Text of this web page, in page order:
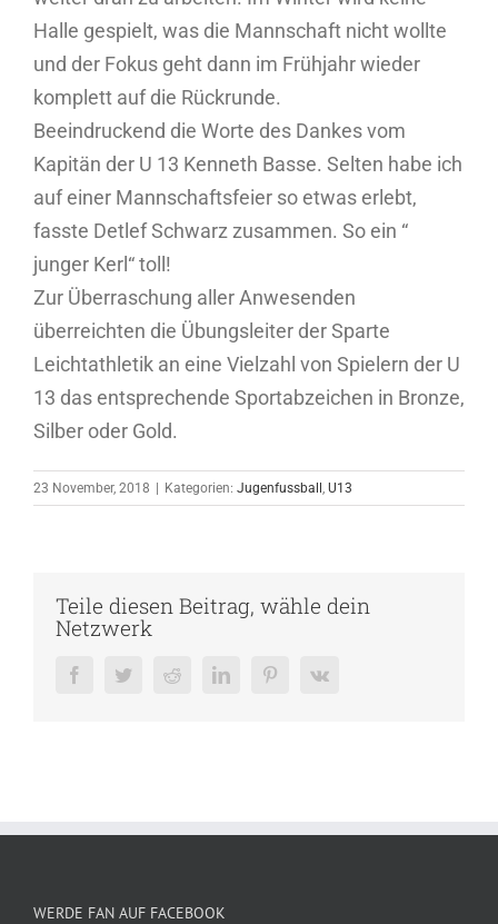
Halle gespielt, was die Mannschaft nicht wollte
und der Fokus geht dann im Frühjahr wieder
komplett auf die Rückrunde.
Beeindruckend die Worte des Dankes vom
Kapitän der U 13 Kenneth Basse. Selten habe ich
auf einer Mannschaftsfeier so etwas erlebt,
fasste Detlef Schwarz zusammen. So ein “
junger Kerl“ toll!
Zur Überraschung aller Anwesenden
überreichten die Übungsleiter der Sparte
Leichtathletik an eine Vielzahl von Spielern der U
13 das entsprechende Sportabzeichen in Bronze,
Silber oder Gold.
23 November, 2018 Kategorien: Jugenfussball , U13
Teile diesen Beitrag, wähle dein
Netzwerk
FacebookTwitterRedditLinkedInPinterestVk
WERDE FAN AUF FACEBOOK